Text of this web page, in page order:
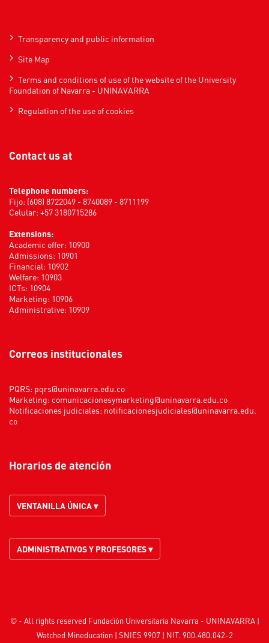
Transparency and public information
Site Map
Terms and conditions of use of the website of the University
Foundation of Navarra - UNINAVARRA
Regulation of the use of cookies
Contact us at
Telephone numbers:
Fijo: (608) 8722049 - 8740089 - 8711199
Celular: +57 3180715286
Extensions:
Academic offer: 10900
Admissions: 10901
Financial: 10902
Welfare: 10903
ICTs: 10904
Marketing: 10906
Administrative: 10909
Correos institucionales
PQRS: pqrs@uninavarra.edu.co
Marketing: comunicacionesymarketing@uninavarra.edu.co
Notificaciones judiciales: notificacionesjudiciales@uninavarra.edu.
co
Horarios de atención
VENTANILLA ÚNICA ▾
ADMINISTRATIVOS Y PROFESORES ▾
© - All rights reserved Fundación Universitaria Navarra - UNINAVARRA |
Watched Mineducation| SNIES 9907 | NIT. 900.480.042-2